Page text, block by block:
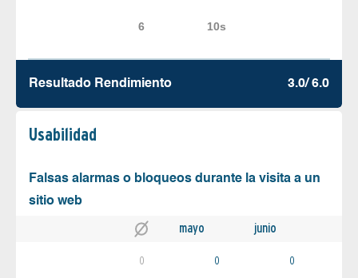
Resultado Rendimiento 3.0/ 6.0
Usabilidad
Falsas alarmas o bloqueos durante la visita a un
sitio web
mayo junio
0 0 0